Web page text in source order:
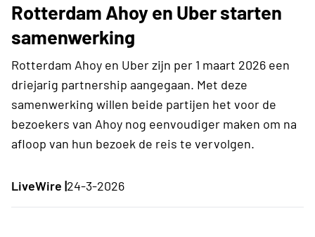
Rotterdam Ahoy en Uber starten
samenwerking
Rotterdam Ahoy en Uber zijn per 1 maart 2026 een
driejarig partnership aangegaan. Met deze
samenwerking willen beide partijen het voor de
bezoekers van Ahoy nog eenvoudiger maken om na
afloop van hun bezoek de reis te vervolgen.
LiveWire |24-3-2026